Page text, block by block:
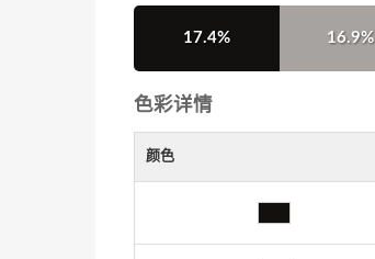
17.4% 16.9%
色彩详情
颜色